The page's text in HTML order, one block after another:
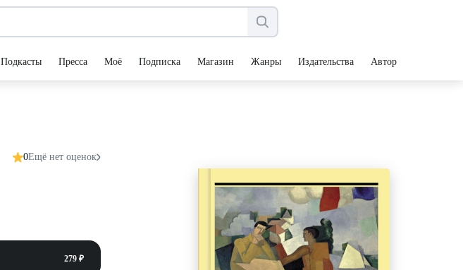
Подкасты Пресса Моё Подписка Магазин Жанры Издательства Авторы
0Ещё нет оценок
279 ₽